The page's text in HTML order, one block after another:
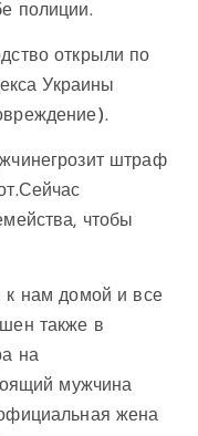
полиции.
открыли по
Украины
штраф
Сейчас
чтобы
к нам домой и все
также в
на
мужчина
жена